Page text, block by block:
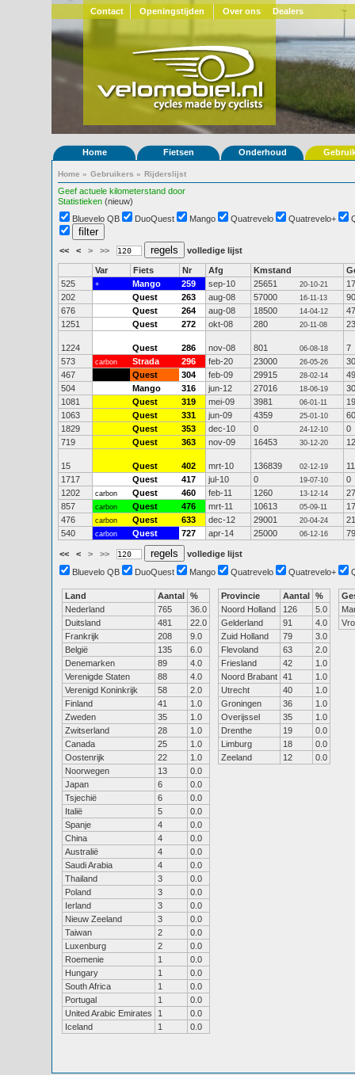
Contact Openingstijden Over ons Dealers
Home Fietsen Onderhoud
Home » Gebruikers » Rijderslijst
Geef actuele kilometerstand door
Statistieken (nieuw)
Bluevelo QB
DuoQuest Mango Quatrevelo Quatrevelo+
<< < > >> volledige lijst
Var Fiets Nr Afg Kmstand
525
+ Mango 259 sep-10 25651 20-10-21
202
Quest 263 aug-08 57000 16-11-13
676
Quest 264 aug-08 18500 14-04-12
1251
Quest 272 okt-08 280 20-11-08
1224 Quest 286 nov-08 801 06-08-18
7
573
carbon Strada 296 feb-20 23000 26-05-26
467
Quest 304 feb-09 29915 28-02-14
504
Mango 316 jun-12 27016 18-06-19
1081
Quest 319 mei-09 3981 06-01-11
1063
Quest 331 jun-09 4359 25-01-10
1829
Quest 353 dec-10 0 24-12-10
0
719
Quest 363 nov-09 16453 30-12-20
15 Quest 402 mrt-10 136839 02-12-19
1717
Quest 417 jul-10 0 19-07-10
0
1202
carbon Quest 460 feb-11 1260 13-12-14
27
857
carbon Quest 476 mrt-11 10613 05-09-11
476
carbon Quest 633 dec-12 29001 20-04-24
540
carbon Quest 727 apr-14 25000 06-12-16
<< < > >>
volledige lijst
Bluevelo QB
DuoQuest Mango Quatrevelo Quatrevelo+
Land Aantal %
Nederland
765
36.0
Duitsland
481
22.0
Frankrijk
208
9.0
België
135
6.0
Denemarken
89
4.0
Verenigde Staten
88
4.0
Verenigd Koninkrijk
58
2.0
Finland
41
1.0
Zweden
35
1.0
Zwitserland
28
1.0
Canada
25
1.0
Oostenrijk
22
1.0
Noorwegen
13
0.0
Japan
6
0.0
Tsjechië
6
0.0
Italië
5
0.0
Spanje
4
0.0
China
4
0.0
Australië
4
0.0
Saudi Arabia
4
0.0
Thailand
3
0.0
Poland
3
0.0
Ierland
3
0.0
Nieuw Zeeland
3
0.0
Taiwan
2
0.0
Luxenburg
2
0.0
Roemenie
1
0.0
Hungary
1
0.0
South Africa
1
0.0
Portugal
1
0.0
United Arabic Emirates
1
0.0
Iceland
1 0.0
Provincie Aantal %
Noord Holland
126
5.0
Gelderland
91
4.0
Zuid Holland
79
3.0
Flevoland
63
2.0
Friesland
42
1.0
Noord Brabant 41
1.0
Utrecht
40
1.0
Groningen
36
1.0
Overijssel
35
1.0
Drenthe
19
0.0
Limburg
18
0.0
Zeeland
12 0.0